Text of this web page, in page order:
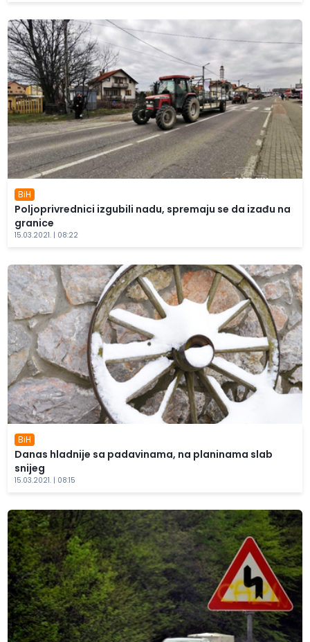
BiH
Poljoprivrednici izgubili nadu, spremaju se da izađu na
granice
15.03.2021. | 08:22
BiH
Danas hladnije sa padavinama, na planinama slab
snijeg
15.03.2021. | 08:15